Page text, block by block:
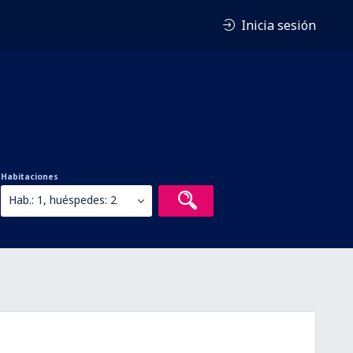
Inicia sesión
Habitaciones
Hab.: 1, huéspedes: 2